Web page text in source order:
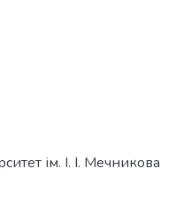
ім. І. І. Мечникова